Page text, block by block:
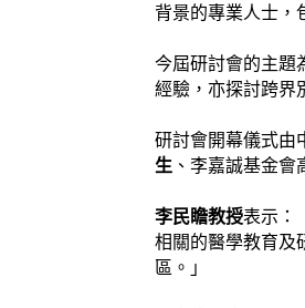
背景的專業人士，
今屆研討會的主題
經驗，亦探討跨界
研討會開幕儀式由
生 、李嘉誠基金會
李民瞻教授表示：
相關的醫學教育及
區。」